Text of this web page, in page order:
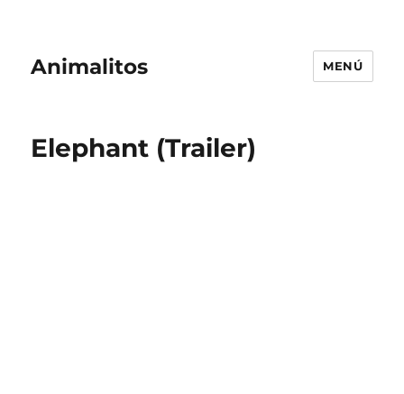
Animalitos MENÚ
Elephant (Trailer)